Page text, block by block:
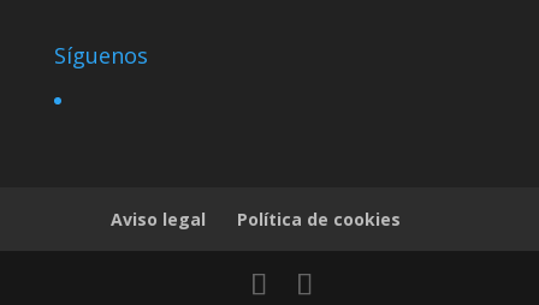
Síguenos
Aviso legal Política de cookies